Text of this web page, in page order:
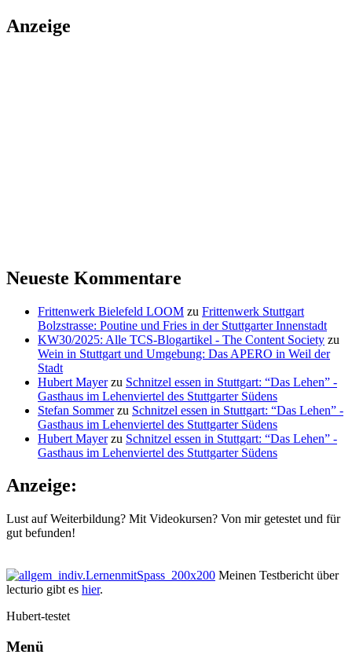
Anzeige
Neueste Kommentare
Frittenwerk Bielefeld LOOM zu Frittenwerk Stuttgart
Bolzstrasse: Poutine und Fries in der Stuttgarter Innenstadt
KW30/2025: Alle TCS-Blogartikel - The Content Society zu
Wein in Stuttgart und Umgebung: Das APERO in Weil der
Stadt
Hubert Mayerzu Schnitzel essen in Stuttgart: “Das Lehen” -
Gasthaus im Lehenviertel des Stuttgarter Südens
Stefan Sommerzu Schnitzel essen in Stuttgart: “Das Lehen” -
Gasthaus im Lehenviertel des Stuttgarter Südens
Hubert Mayerzu Schnitzel essen in Stuttgart: “Das Lehen” -
Gasthaus im Lehenviertel des Stuttgarter Südens
Anzeige:
Lust auf Weiterbildung? Mit Videokursen? Von mir getestet und für
gut befunden!
Meinen Testbericht über
lecturio gibt es hier.
Hubert-testet
Menü